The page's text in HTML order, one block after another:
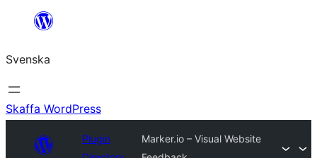
Hoppa
innehåll
Svenska
Skaffa WordPress
Plugin
Marker.io – Visual Website